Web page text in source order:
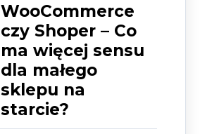
WooCommerce
czy Shoper – Co
ma więcej sensu
dla małego
sklepu na
starcie?